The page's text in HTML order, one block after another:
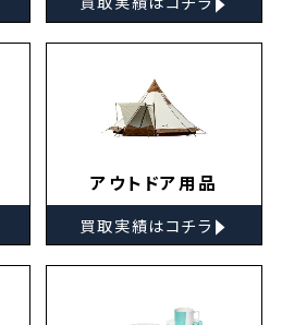
アウトドア用品
買取実績はコチラ ▸